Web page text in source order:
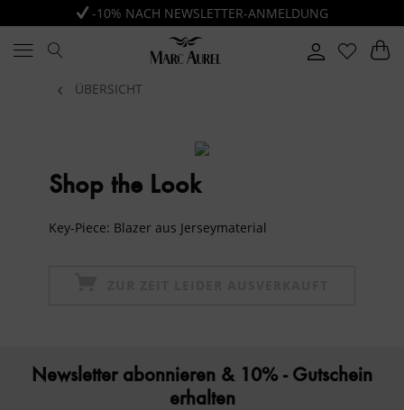
-10% NACH NEWSLETTER-ANMELDUNG
ÜBERSICHT
Shop the Look
Key-Piece: Blazer aus Jerseymaterial
Newsletter abonnieren & 10% - Gutschein
erhalten